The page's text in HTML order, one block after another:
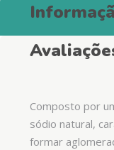
Composto por
sódio natural,
formar